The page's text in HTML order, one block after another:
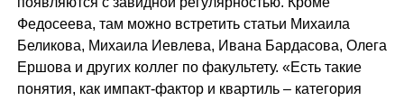
Федосеева, там можно встретить статьи Михаила
Беликова, Михаила Иевлева, Ивана Бардасова, Олега
Ершова и других коллег по факультету. «Есть такие
понятия, как импакт-фактор и квартиль – категория